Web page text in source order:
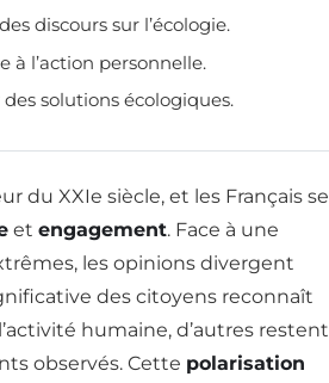
des discours sur l’écologie.
à l’action personnelle.
solutions écologiques.
du XXIe siècle, et les Français se
et engagement. Face à une
les opinions divergent
des citoyens reconnaît
humaine, d’autres restent
observés. Cette polarisation